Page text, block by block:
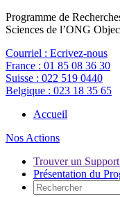
Programme de
Sciences de l’ONG
Courriel : Ecrivez-nous
France : 01 85 08 36 30
Suisse : 022 519 0440
Belgique : 023 18 35 65
Accueil
Nos Actions
Trouver un
Présentation du